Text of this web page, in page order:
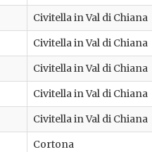
Civitella in Val di Chiana
Civitella in Val di Chiana
Civitella in Val di Chiana
Civitella in Val di Chiana
Civitella in Val di Chiana
Cortona